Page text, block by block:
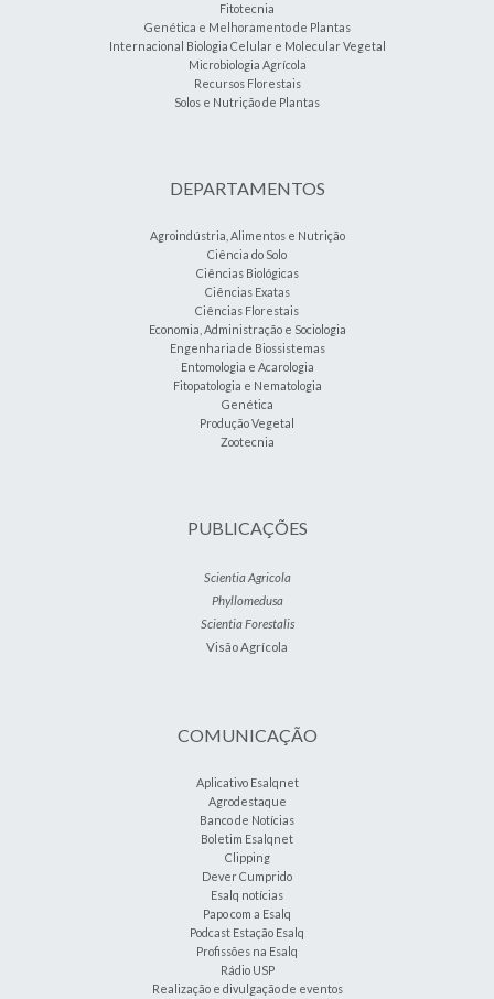
Fitotecnia
Genética e Melhoramento de Plantas
Internacional Biologia Celular e Molecular Vegetal
Microbiologia Agrícola
Recursos Florestais
Solos e Nutrição de Plantas
DEPARTAMENTOS
Agroindústria, Alimentos e Nutrição
Ciência do Solo
Ciências Biológicas
Ciências Exatas
Ciências Florestais
Economia, Administração e Sociologia
Engenharia de Biossistemas
Entomologia e Acarologia
Fitopatologia e Nematologia
Genética
Produção Vegetal
Zootecnia
PUBLICAÇÕES
Scientia Agricola
Phyllomedusa
Scientia Forestalis
Visão Agrícola
COMUNICAÇÃO
Aplicativo Esalqnet
Agrodestaque
Banco de Notícias
Boletim Esalqnet
Clipping
Dever Cumprido
Esalq notícias
Papo com a Esalq
Podcast Estação Esalq
Profissões na Esalq
Rádio USP
Realização e divulgação de eventos